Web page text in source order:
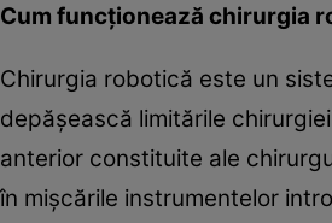
Cum funcţionează chirurgia
Chirurgia robotică este un
depăşească limitările
anterior constituite ale
în mişcările instrumentelor